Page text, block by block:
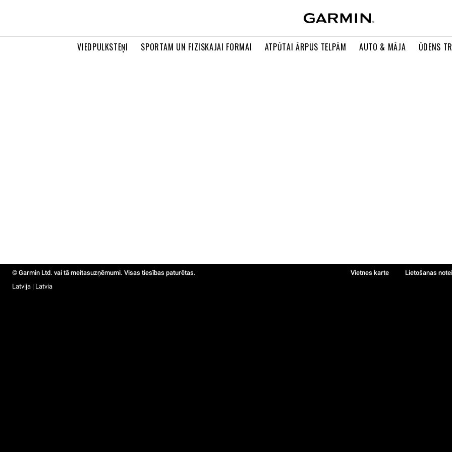
VIEDPULKSTEŅI SPORTAM UN FIZISKAJAI FORMAI ATPŪTAI ĀRPUS TELPĀM AUTO & MĀJA ŪDENS
© Garmin Ltd. vai tā meitasuzņēmumi. Visas tiesības paturētas. Vietnes karte Lietošanas
Latvija | Latvia